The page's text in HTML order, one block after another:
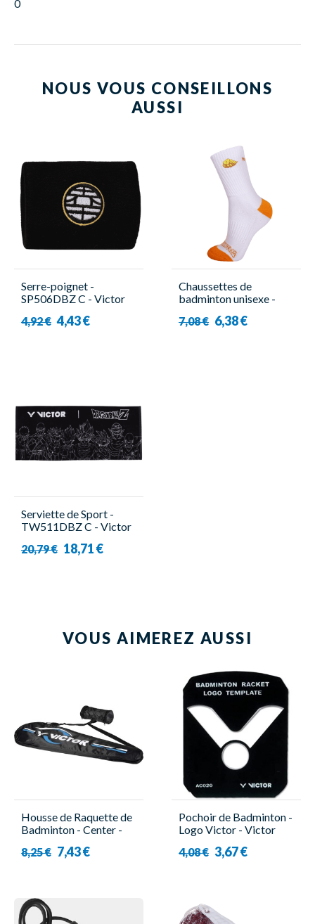
0
NOUS VOUS CONSEILLONS
AUSSI
Serre-poignet -
SP506DBZ C - Victor
4,92 € 4,43 €
Chaussettes de
badminton unisexe -
7,08 € 6,38 €
Serviette de Sport -
TW511DBZ C - Victor
20,79 € 18,71 €
VOUS AIMEREZ AUSSI
Housse de Raquette de
Badminton - Center -
8,25 € 7,43 €
Pochoir de Badminton -
Logo Victor - Victor
4,08 € 3,67 €